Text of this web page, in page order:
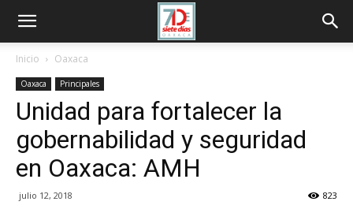
Inicio Oaxaca
Oaxaca Principales
Unidad para fortalecer la
gobernabilidad y seguridad
en Oaxaca: AMH
julio 12, 2018 823